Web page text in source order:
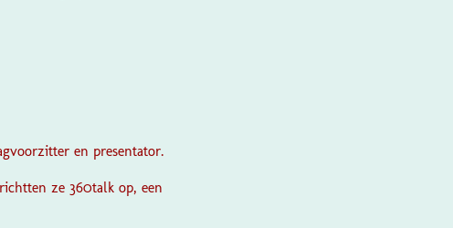
en presentator.
ze 360talk op, een